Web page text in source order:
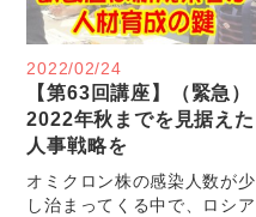
2022/02/24
【第63回講座】（緊急）
2022年秋までを見据えた
人事戦略を
オミクロン株の感染人数が少
し治まってくる中で、ロシア